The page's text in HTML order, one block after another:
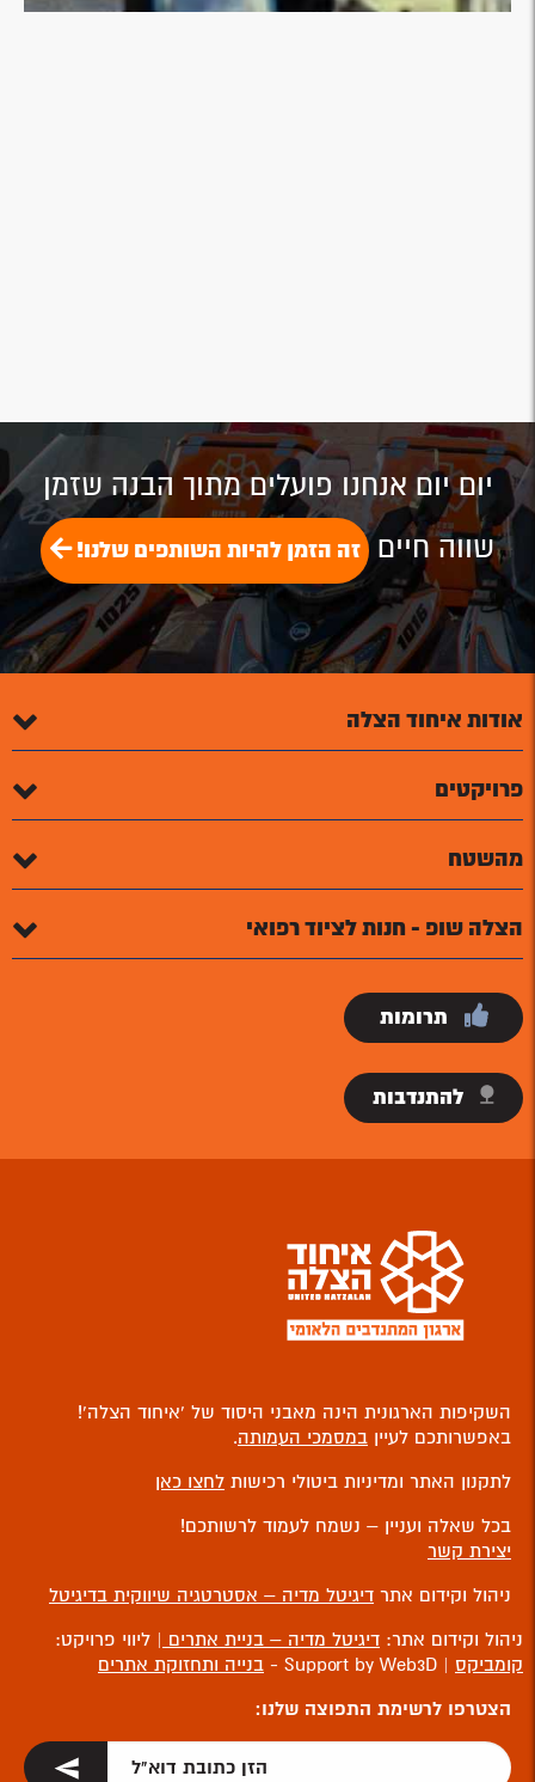
יום יום אנחנו פועלים מתוך הבנה שזמן
שווה חיים זה הזמן להיות השותפים שלנו!
אודות איחוד הצלה
פרויקטים
מהשטח
הצלה שופ - חנות לציוד רפואי
תרומות
להתנדבות
השקיפות הארגונית הינה מאבני היסוד של ‘איחוד הצלה’!
באפשרותכם לעיין במסמכי העמותה.
לתקנון האתר ומדיניות ביטולי רכישות לחצו כאן
בכל שאלה ועניין – נשמח לעמוד לרשותכם!
יצירת קשר
ניהול וקידום אתר דיגיטל מדיה – אסטרטגיה שיווקית בדיגיטל
ניהול וקידום אתר: דיגיטל מדיה – בניית אתרים | ליווי פרויקט:
קומביקס | Support by Web3D -
בנייה ותחזוקת אתרים
הצטרפו לרשימת התפוצה שלנו: